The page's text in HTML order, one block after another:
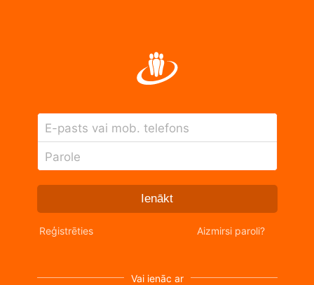
E-pasts vai mob. telefons
Parole
Ienākt
Reģistrēties Aizmirsi paroli?
Vai ienāc ar